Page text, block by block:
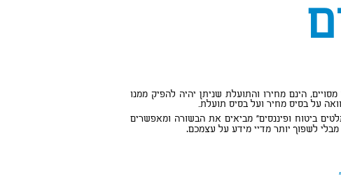
הינם מחירו והתועלת שניתן יהיה להפיק ממנו
על בסיס מחיר ועל בסיס תועלת.
ביטוח ופיננסים" מביאים את הבשורה ומאפשרים
לשפוך יותר מדיי מידע על עצמכם.